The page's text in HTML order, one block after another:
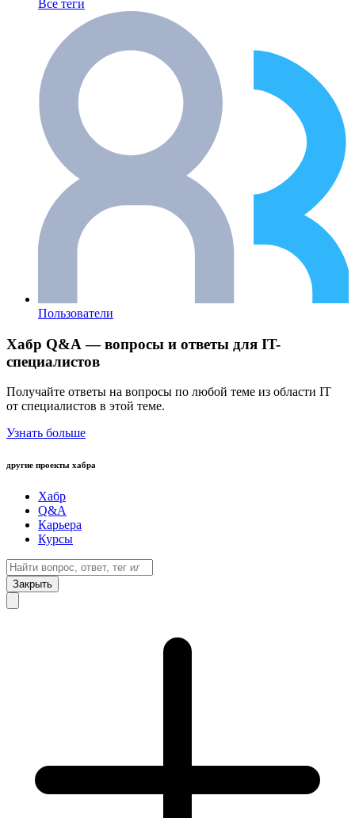
Все теги
Пользователи
Хабр Q&A — вопросы и ответы для IT-
специалистов
Получайте ответы на вопросы по любой теме из области IT
от специалистов в этой теме.
Узнать больше
другие проекты хабра
Хабр
Q&A
Карьера
Курсы
Закрыть